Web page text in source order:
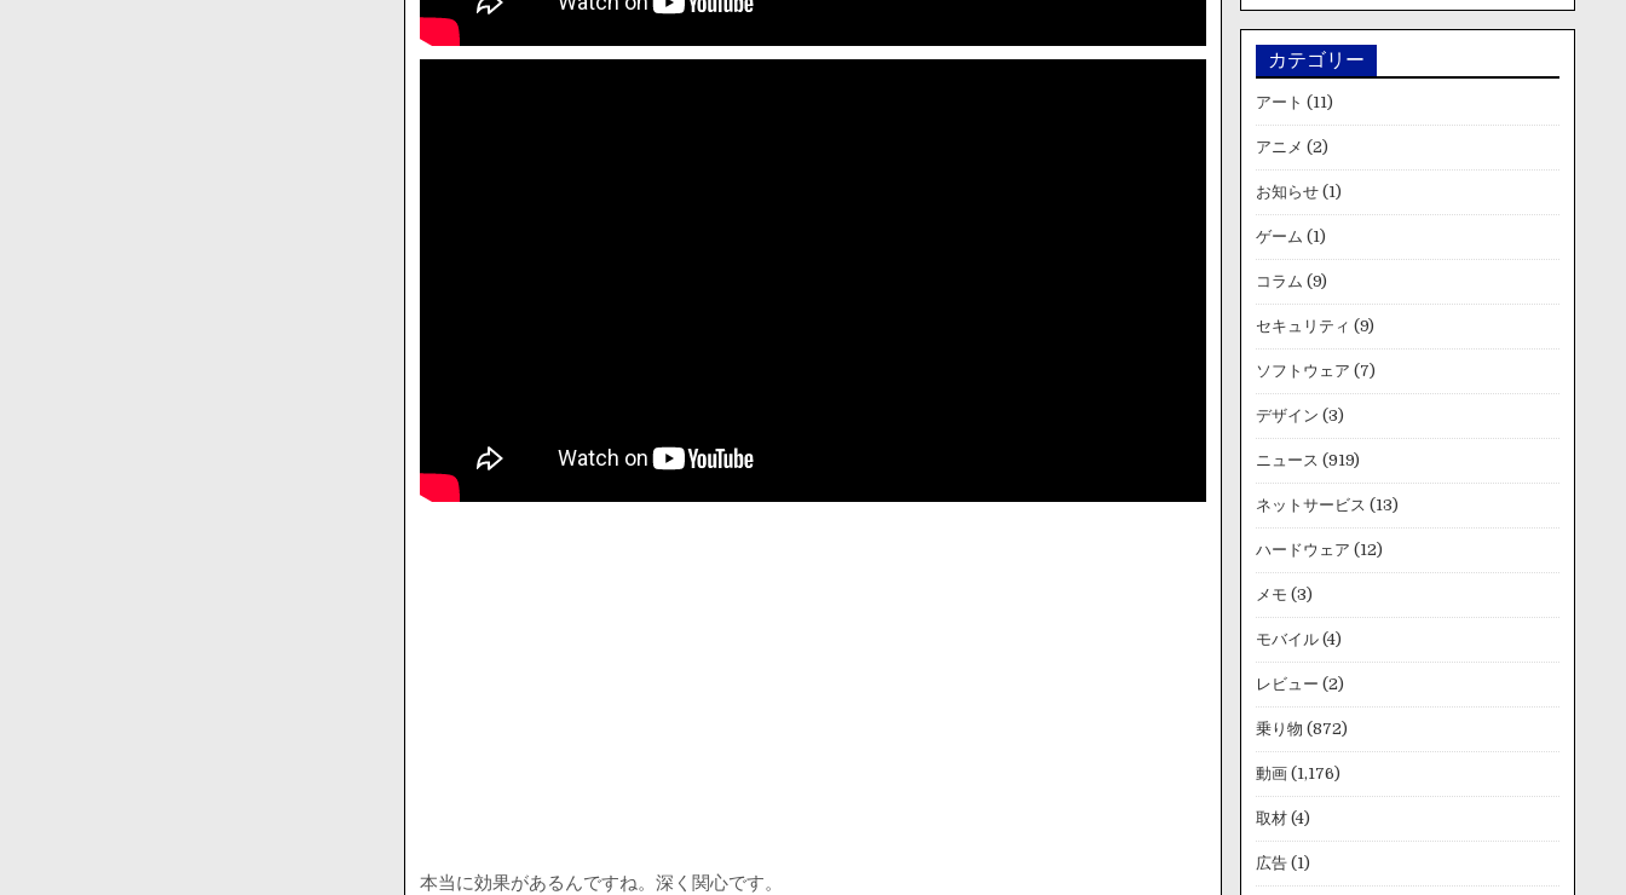
本当に効果があるんですね。深く関心です。
カテゴリー
アート (11)
アニメ (2)
お知らせ(1)
ゲーム (1)
コラム (9)
セキュリティ (9)
ソフトウェア (7)
デザイン (3)
ニュース (919)
ネットサービス (13)
ハードウェア (12)
メモ (3)
モバイル(4)
レビュー (2)
乗り物 (872)
動画(1,176)
取材(4)
広告(1)